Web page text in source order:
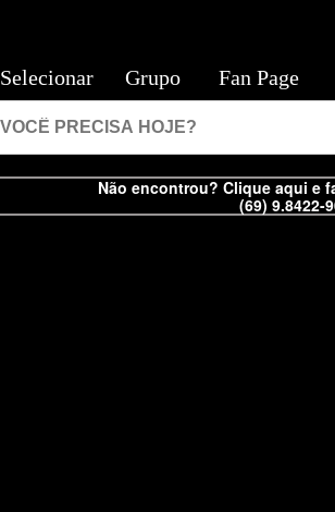
Não encontrou? Clique aqui e
(69) 9.8422-
Selecionar Grupo Fan Page